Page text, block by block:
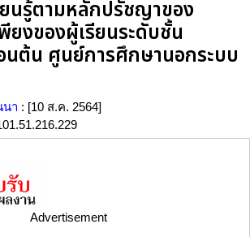
ยนรู้ตามหลักปรัชญาของ
ยงของผู้เรียนระดับชั้น
ต้น ศูนย์การศึกษานอกระบบ
า : [10 ส.ค. 2564]
Advertisement